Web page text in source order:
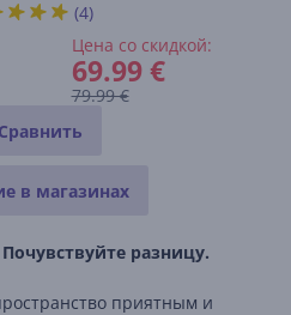
Цена со скидкой:
69.99 €
79.99 €
(4)
Сравнить
в магазинах
разницу.
приятным и